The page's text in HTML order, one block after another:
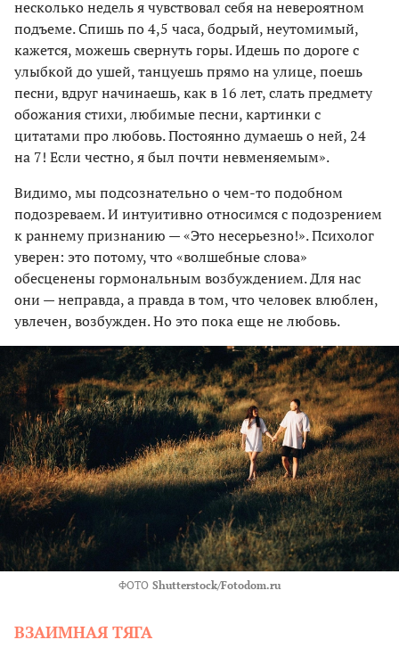
несколько недель я чувствовал себя на невероятном
подъеме. Спишь по 4,5 часа, бодрый, неутомимый,
кажется, можешь свернуть горы. Идешь по дороге с
улыбкой до ушей, танцуешь прямо на улице, поешь
песни, вдруг начинаешь, как в 16 лет, слать предмету
обожания стихи, любимые песни, картинки с
цитатами про любовь. Постоянно думаешь о ней, 24
на 7! Если честно, я был почти невменяемым».
Видимо, мы подсознательно о чем-то подобном
подозреваем. И интуитивно относимся с подозрением
к раннему признанию — «Это несерьезно!». Психолог
уверен: это потому, что «волшебные слова»
обесценены гормональным возбуждением. Для нас
они — неправда, а правда в том, что человек влюблен,
увлечен, возбужден. Но это пока еще не любовь.
ФОТО Shutterstock/Fotodom.ru
ВЗАИМНАЯ ТЯГА